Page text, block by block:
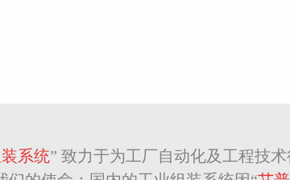
系统” 致力于为工厂自动化及工程技